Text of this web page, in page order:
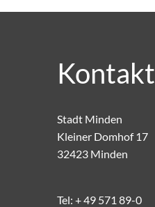
Kontakt
Stadt Minden
Kleiner Domhof 17
32423 Minden
Tel: + 49 571 89-0